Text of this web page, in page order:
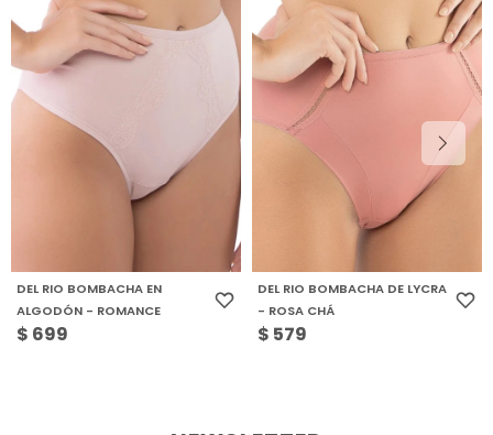
DEL RIO BOMBACHA EN
ALGODÓN - ROMANCE
$ 699
DEL RIO BOMBACHA DE LYCRA
- ROSA CHÁ
$ 579